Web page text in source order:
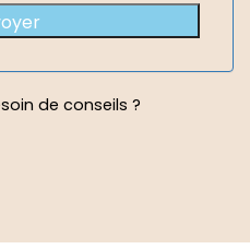
de conseils ?